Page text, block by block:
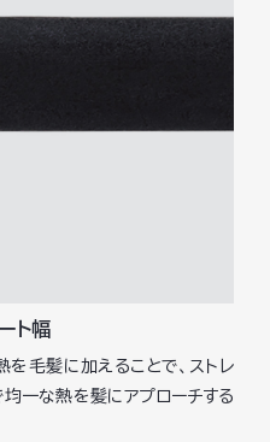
ト幅
毛髪に加えることで、ストレ
一な熱を髪にアプローチする